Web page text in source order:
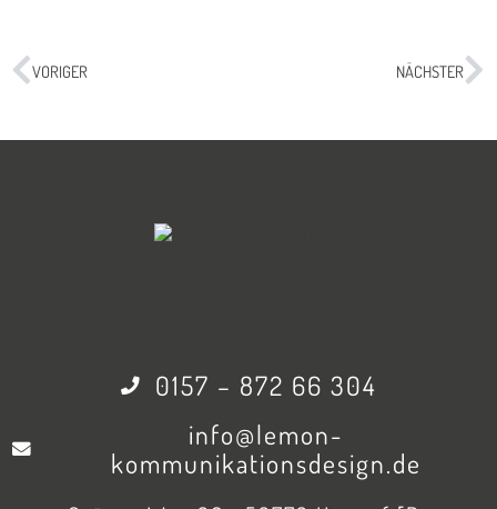
Zurück
VORIGER NÄCHSTER
0157 – 872 66 304
info@lemon-
kommunikationsdesign.de